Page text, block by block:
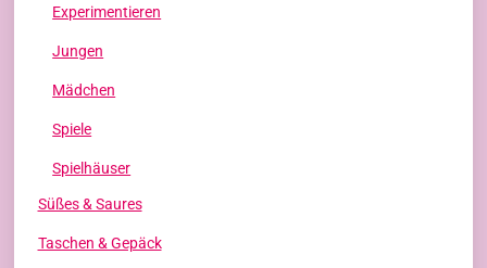
Experimentieren
Jungen
Mädchen
Spiele
Spielhäuser
Süßes & Saures
Taschen & Gepäck